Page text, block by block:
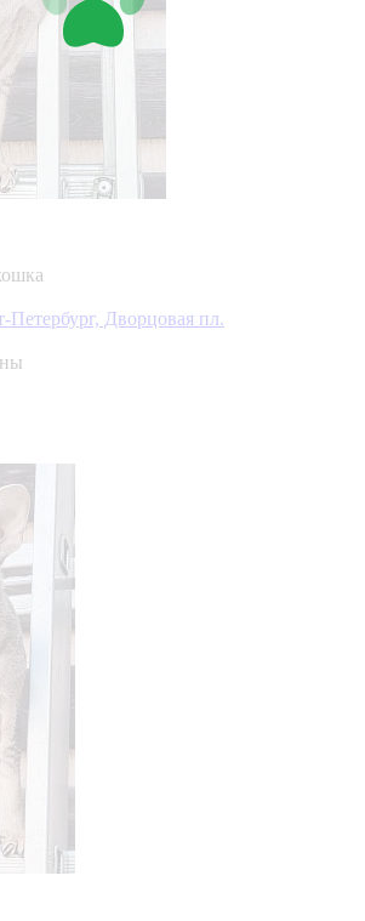
Петербург, Дворцовая пл.